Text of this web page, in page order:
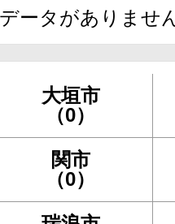
ータがありませ
大垣市
（0）
関市
（0）